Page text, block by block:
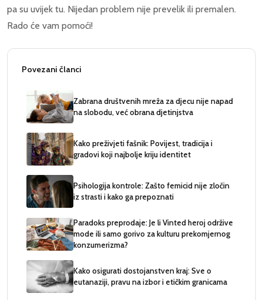
pa su uvijek tu. Nijedan problem nije prevelik ili premalen.
Rado će vam pomoći!
Povezani članci
Zabrana društvenih mreža za djecu nije napad
na slobodu, već obrana djetinjstva
Kako preživjeti fašnik: Povijest, tradicija i
gradovi koji najbolje kriju identitet
Psihologija kontrole: Zašto femicid nije zločin
iz strasti i kako ga prepoznati
Paradoks preprodaje: Je li Vinted heroj održive
mode ili samo gorivo za kulturu prekomjernog
konzumerizma?
Kako osigurati dostojanstven kraj: Sve o
eutanaziji, pravu na izbor i etičkim granicama